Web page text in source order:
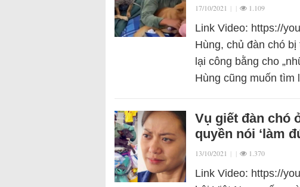
17/10/2021 | | 1.109
Link Video: https://
Hùng, chủ đàn chó
lại công bằng cho
Hùng cũng muốn
Vụ giết đàn chó
quyền nói ‘làm
13/10/2021 | | 1.370
Link Video: https://